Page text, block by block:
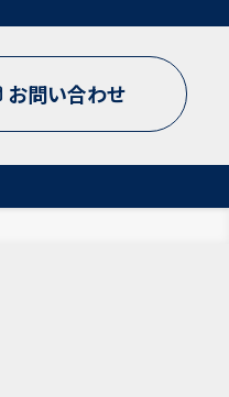
お問い合わせ